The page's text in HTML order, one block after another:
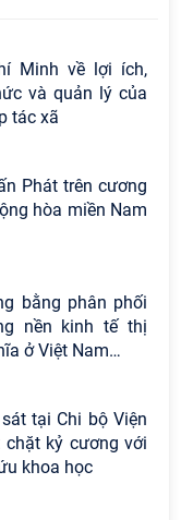
Minh về lợi ích,
và quản lý của
tác xã
Phát trên cương
hòa miền Nam
bằng phân phối
nền kinh tế thị
ở Việt Nam…
tại Chi bộ Viện
chặt kỷ cương với
khoa học